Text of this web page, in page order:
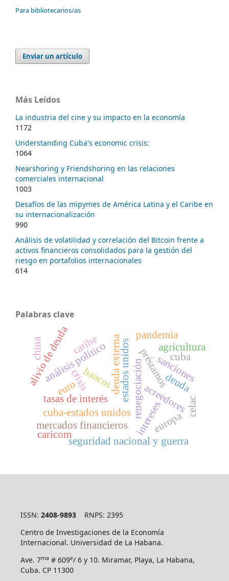
Para bibliotecarios/as
Enviar un artículo
Más Leídos
La industria del cine y su impacto en la economía
1172
Understanding Cuba's economic crisis:
1064
Nearshoring y Friendshoring en las relaciones
comerciales internacional
1003
Desafíos de las mipymes de América Latina y el Caribe en
su internacionalización
990
Análisis de volatilidad y correlación del Bitcoin frente a
activos financieros consolidados para la gestión del
riesgo en portafolios internacionales
614
Palabras clave
deuda externa
intereses
acreedores
renegociación
bancos
cuba-estados unidos
análisis político
crisis
tasas de interés
préstamos
mercados financieros
estados unidos sanciones
seguridad nacional y guerra
euro
europa
deuda
alivio de deuda agricultura
caribe
caricom
celac
pandemia
china cuba
ISSN: 2408-9893RNPS: 2395
Centro de Investigaciones de la Economía
Internacional. Universidad de La Habana.
Ave. 7ma # 609e/ 6 y 10. Miramar, Playa, La Habana,
Cuba. CP 11300